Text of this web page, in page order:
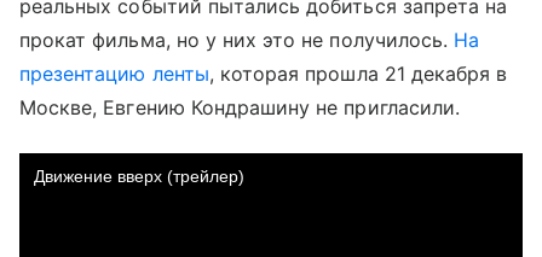
реальных событий пытались добиться запрета на
прокат фильма, но у них это не получилось. На
презентацию ленты, которая прошла 21 декабря в
Москве, Евгению Кондрашину не пригласили.